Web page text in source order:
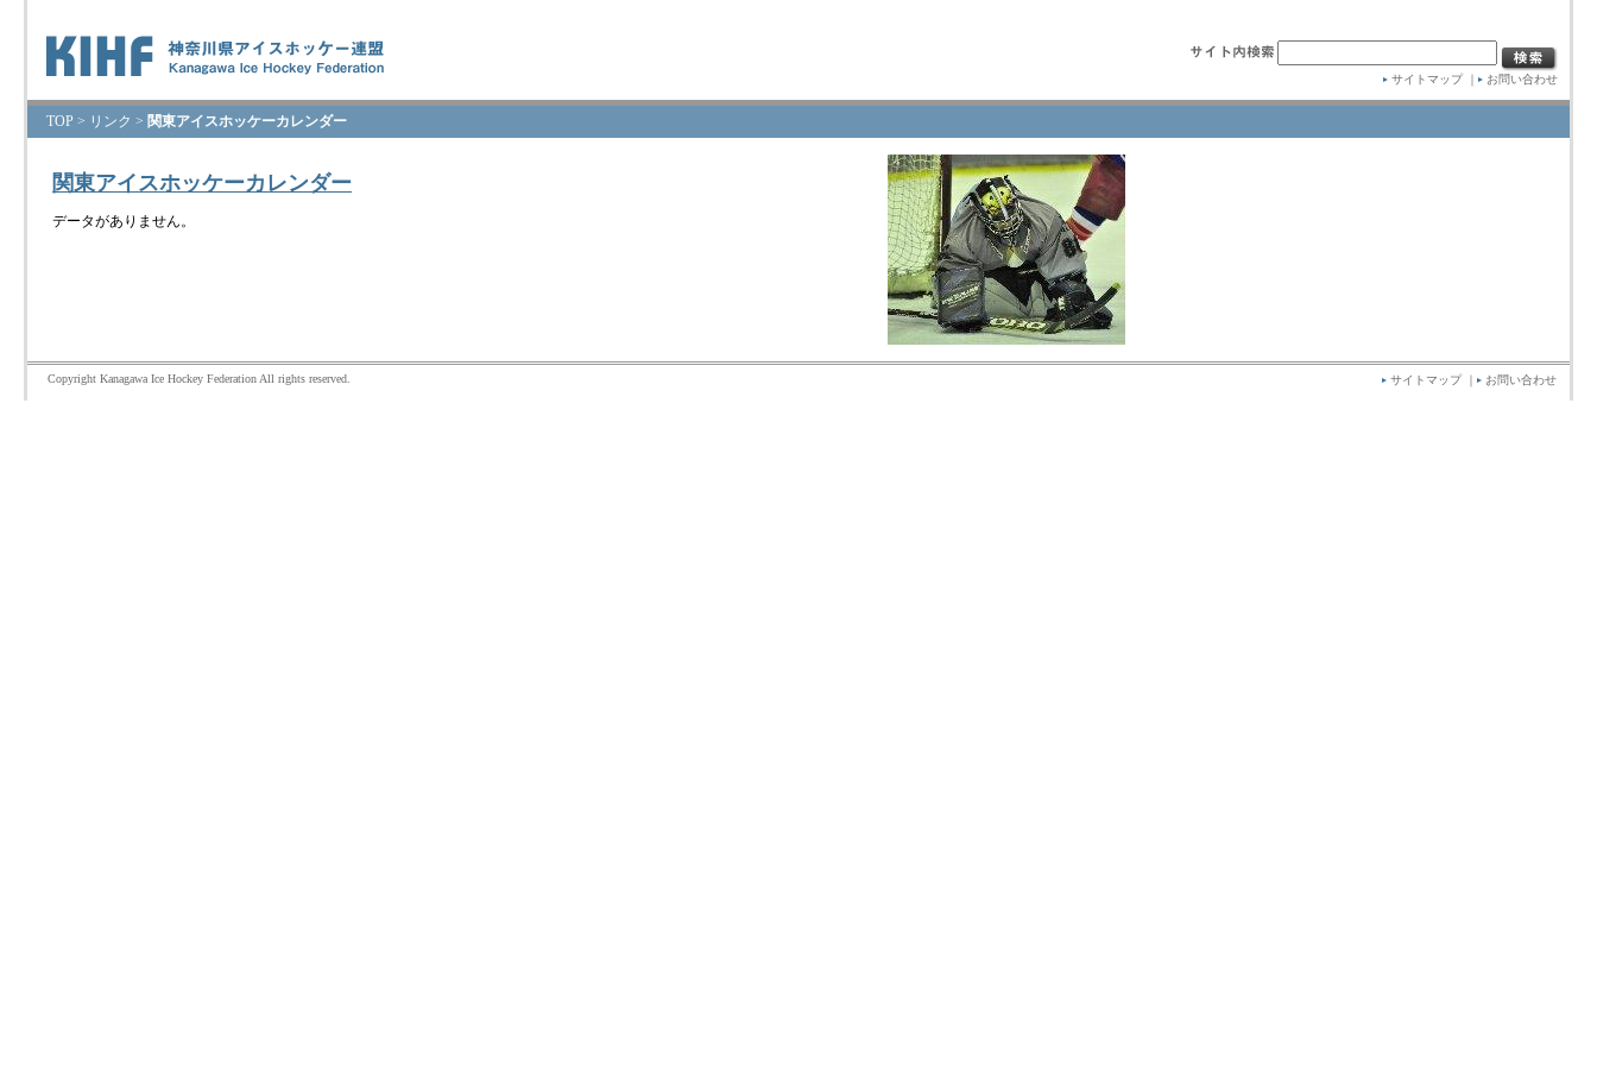
サイトマップ｜ お問い合わせ
TOP > リンク > 関東アイスホッケーカレンダー
関東アイスホッケーカレンダー
データがありません。
Copyright Kanagawa Ice Hockey Federation All rights reserved. サイトマップ｜ お問い合わせ